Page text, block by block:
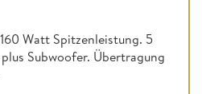
Watt Spitzenleistung. 5
Subwoofer. Übertragung